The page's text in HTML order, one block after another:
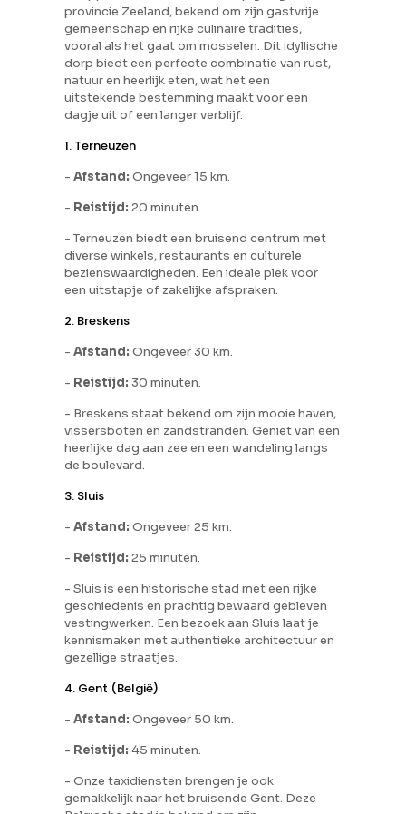
provincie Zeeland, bekend om zijn gastvrije
gemeenschap en rijke culinaire tradities,
vooral als het gaat om mosselen. Dit idyllische
dorp biedt een perfecte combinatie van rust,
natuur en heerlijk eten, wat het een
uitstekende bestemming maakt voor een
dagje uit of een langer verblijf.
1. Terneuzen
-Afstand: Ongeveer 15 km.
- Reistijd: 20 minuten.
- Terneuzen biedt een bruisend centrum met
diverse winkels, restaurants en culturele
bezienswaardigheden. Een ideale plek voor
een uitstapje of zakelijke afspraken.
2. Breskens
-Afstand: Ongeveer 30 km.
- Reistijd: 30 minuten.
- Breskens staat bekend om zijn mooie haven,
vissersboten en zandstranden. Geniet van een
heerlijke dag aan zee en een wandeling langs
de boulevard.
3. Sluis
-Afstand: Ongeveer 25 km.
- Reistijd: 25 minuten.
- Sluis is een historische stad met een rijke
geschiedenis en prachtig bewaard gebleven
vestingwerken. Een bezoek aan Sluis laat je
kennismaken met authentieke architectuur en
gezellige straatjes.
4. Gent (België)
-Afstand: Ongeveer 50 km.
- Reistijd: 45 minuten.
- Onze taxidiensten brengen je ook
gemakkelijk naar het bruisende Gent. Deze